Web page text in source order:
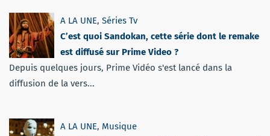
A LA UNE, Séries Tv
C’est quoi Sandokan, cette série dont le remake
est diffusé sur Prime Video ?
Depuis quelques jours, Prime Vidéo s'est lancé dans la
diffusion de la vers...
A LA UNE, Musique